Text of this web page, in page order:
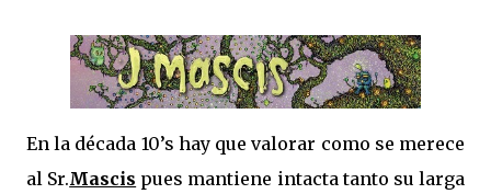
En la década 10’s hay que valorar como se merece
al Sr.Mascis pues mantiene intacta tanto su larga